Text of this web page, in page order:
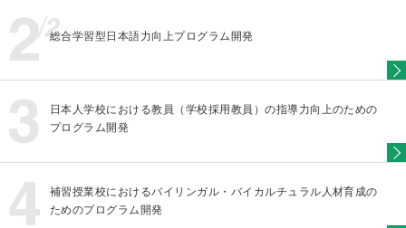
総合学習型日本語力向上プログラム開発
日本人学校における教員（学校採用教員）の指導力向上のための
プログラム開発
補習授業校におけるバイリンガル・バイカルチュラル人材育成の
ためのプログラム開発